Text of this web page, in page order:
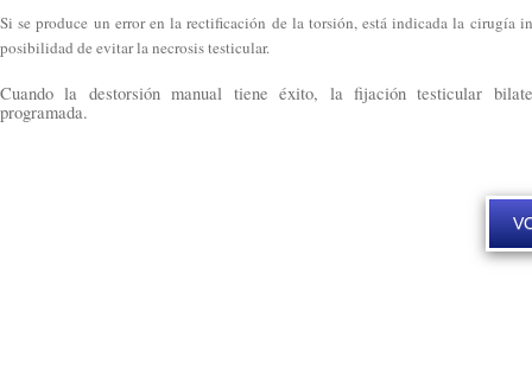
Si se produce un error en la rectificación de la torsión, está indicada la cirugía
posibilidad de evitar la necrosis testicular.
Cuando la destorsión manual tiene éxito, la fijación testicular
programada.